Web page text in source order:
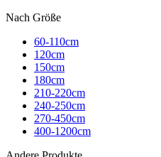
Nach Größe
60-110cm
120cm
150cm
180cm
210-220cm
240-250cm
270-450cm
400-1200cm